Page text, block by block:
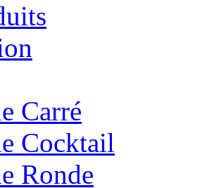
Carré
Cocktail
Ronde